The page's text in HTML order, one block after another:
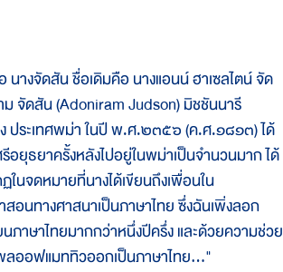
งจัดสัน ชื่อเดิมคือ นางแอนน์ ฮาเซลไตน์ จัด
จัดสัน (Adoniram Judson) มิชชันนารี
ง ประเทศพม่า ในปี พ.ศ.๒๓๕๖ (ค.ศ.๑๘๑๓) ได้
ยุธยาครั้งหลังไปอยู่ในพม่าเป็นจำนวนมาก ได้
นจดหมายที่นางได้เขียนถึงเพื่อนใน
นทางศาสนาเป็นภาษาไทย ซึ่งฉันเพิ่งลอก
นภาษาไทยมากกว่าหนึ่งปีครึ่ง และด้วยความช่วย
ลออฟแมททิวออกเป็นภาษาไทย..."